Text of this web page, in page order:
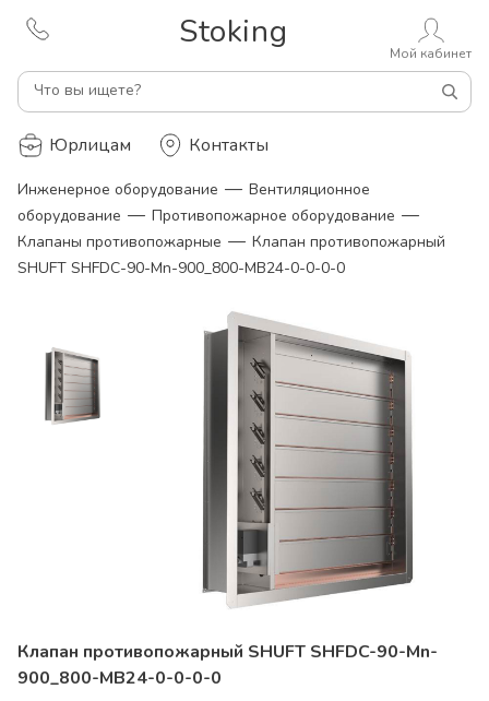
Stoking
Что вы ищете?
Мой кабинет
Юрлицам Контакты
Инженерное оборудование — Вентиляционное
оборудование — Противопожарное оборудование —
Клапаны противопожарные — Клапан противопожарный
SHUFT SHFDC-90-Mn-900_800-MB24-0-0-0-0
Клапан противопожарный SHUFT SHFDC-90-Mn-
900_800-MB24-0-0-0-0